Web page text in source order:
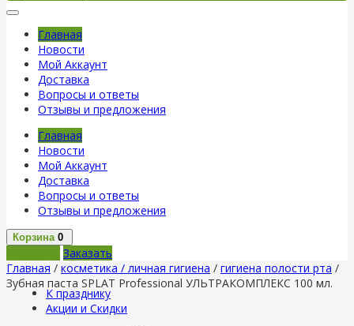
Главная
Новости
Мой Аккаунт
Доставка
Вопросы и ответы
Отзывы и предложения
Главная
Новости
Мой Аккаунт
Доставка
Вопросы и ответы
Отзывы и предложения
Корзина 0
Заказать
Главная / косметика / личная гигиена / гигиена полости рта /
Зубная паста SPLAT Professional УЛЬТРАКОМПЛЕКС 100 мл.
К празднику
Акции и Скидки